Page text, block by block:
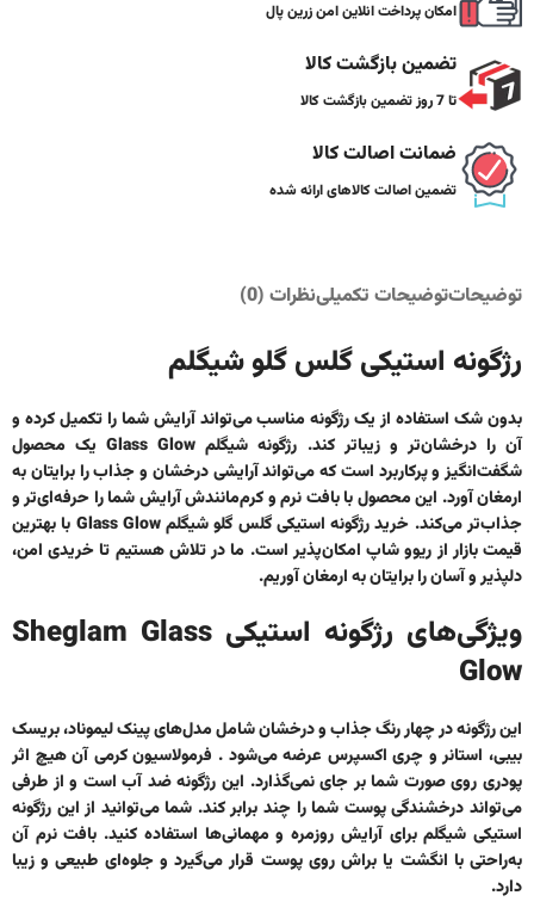
امکان پرداخت انلاین امن زرین پال
تضمین بازگشت کالا
تا 7 روز تضمین بازگشت کالا
ضمانت اصالت کالا
تضمین اصالت کالاهای ارائه شده
توضیحاتتوضیحات تکمیلینظرات (0)
رژگونه استیکی گلس گلو شیگلم
بدون شک استفاده از یک رژگونه مناسب می‌تواند آرایش شما را تکمیل کرده و
آن را درخشان‌تر و زیباتر کند. رژگونه شیگلم Glass Glow
یک محصول
شگفت‌انگیز و پرکاربرد است که می‌تواند آرایشی درخشان و جذاب را برایتان به
ارمغان آورد. این محصول با بافت نرم و کرم‌مانندش آرایش شما را حرفه‌ای‌تر و
جذاب‌تر می‌کند. خرید رژگونه استیکی گلس گلو شیگلم Glass Glow
با بهترین
قیمت بازار از ریوو شاپ امکان‌پذیر است. ما در تلاش هستیم تا خریدی امن،
دلپذیر و آسان را برایتان به ارمغان آوریم.
ویژگی‌های رژگونه استیکی Sheglam Glass
Glow
این رژگونه در چهار رنگ جذاب و درخشان شامل مدل‌های پینک لیموناد، بریسک
بیبی، استانر و چری اکسپرس عرضه می‌شود . فرمولاسیون کرمی آن هیچ اثر
پودری روی صورت شما بر جای نمی‌گذارد. این رژگونه ضد آب است و از طرفی
می‌تواند درخشندگی پوست شما را چند برابر کند. شما می‌توانید از این رژگونه
استیکی شیگلم برای آرایش روزمره و مهمانی‌ها استفاده کنید. بافت نرم آن
به‌راحتی با انگشت یا براش روی پوست قرار می‌گیرد و جلوه‌ای طبیعی و زیبا
دارد.